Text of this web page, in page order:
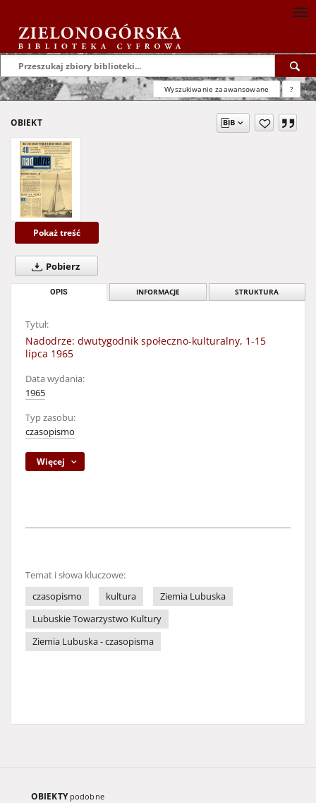
Wyszukiwanie zaawansowane ?
OBIEKT
Pokaż treść
Pobierz
OPIS INFORMACJE STRUKTURA
Tytuł:
Nadodrze: dwutygodnik społeczno-kulturalny, 1-15
lipca 1965
Data wydania:
1965
Typ zasobu:
czasopismo
Więcej
Temat i słowa kluczowe:
czasopismo
kultura
Ziemia Lubuska
Lubuskie Towarzystwo Kultury
Ziemia Lubuska - czasopisma
OBIEKTY podobne